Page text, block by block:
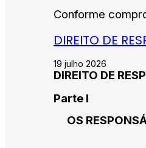
Conforme
DIREITO DE
19 julho 2026
DIREITO DE
Parte I
OS